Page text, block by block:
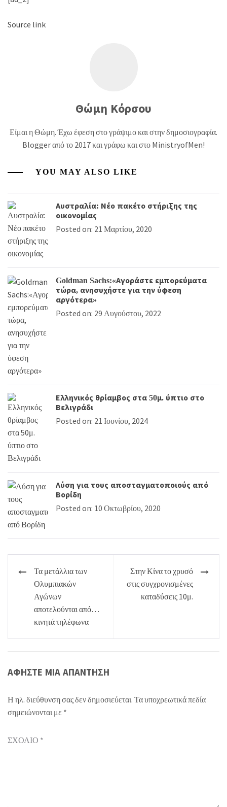
Source link
Θώμη Κόρσου
Είμαι η Θώμη. Έχω έφεση στο γράψιμο και στην δημοσιογραφία.
Blogger από το 2017 και γράφω και στο MinistryofMen!
YOU MAY ALSO LIKE
Αυστραλία: Νέο πακέτο στήριξης της
οικονομίας
Posted on: 21 Μαρτίου, 2020
Goldman Sachs:«Αγοράστε εμπορεύματα
τώρα, ανησυχήστε για την ύφεση
αργότερα»
Posted on: 29 Αυγούστου, 2022
Ελληνικός θρίαμβος στα 50μ. ύπτιο στο
Βελιγράδι
Posted on: 21 Ιουνίου, 2024
Λύση για τους αποσταγματοποιούς από
Βορίδη
Posted on: 10 Οκτωβρίου, 2020
Πλοήγηση
άρθρων
Τα μετάλλια των
Ολυμπιακών
Αγώνων
αποτελούνται από…
κινητά τηλέφωνα
Στην Κίνα το χρυσό
στις συγχρονισμένες
καταδύσεις 10μ.
ΑΦΉΣΤΕ ΜΙΑ ΑΠΆΝΤΗΣΗ
Η ηλ. διεύθυνση σας δεν δημοσιεύεται. Τα υποχρεωτικά πεδία
σημειώνονται με *
ΣΧΌΛΙΟ *